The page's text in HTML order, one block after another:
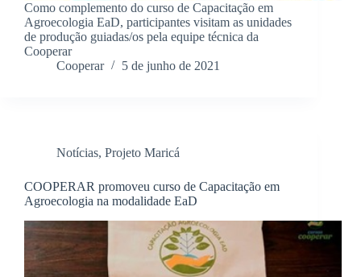
Como complemento do curso de Capacitação em
Agroecologia EaD, participantes visitam as unidades
de produção guiadas/os pela equipe técnica da
Cooperar
Cooperar
5 de junho de 2021
Notícias, Projeto Maricá
COOPERAR promoveu curso de Capacitação em
Agroecologia na modalidade EaD